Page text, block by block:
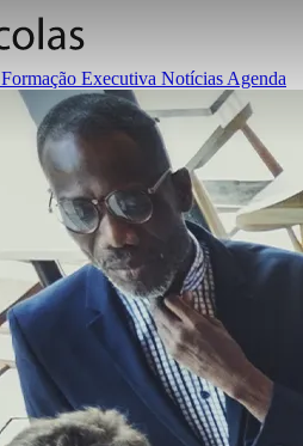
Formação Executiva Notícias Agenda